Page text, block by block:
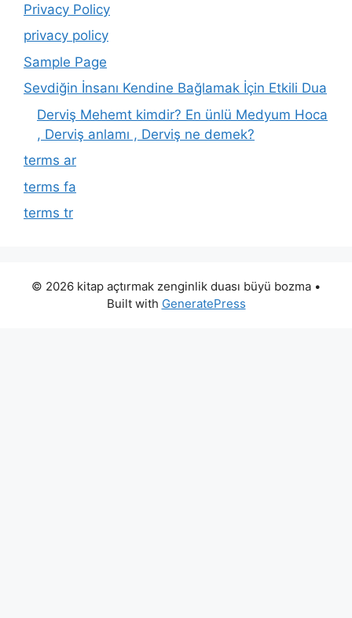
Privacy Policy
privacy policy
Sample Page
Sevdiğin İnsanı Kendine Bağlamak İçin Etkili Dua
Derviş Mehemt kimdir? En ünlü Medyum Hoca
, Derviş anlamı , Derviş ne demek?
terms ar
terms fa
terms tr
© 2026 kitap açtırmak zenginlik duası büyü bozma •
Built with GeneratePress